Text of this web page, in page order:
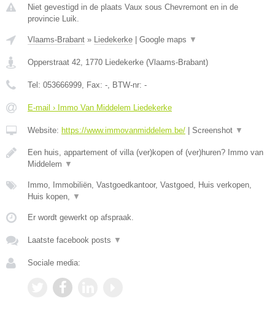
Niet gevestigd in de plaats Vaux sous Chevremont en in de
provincie Luik.
Vlaams-Brabant » Liedekerke Google maps ▼
Opperstraat 42 1770 Liedekerke (Vlaams-Brabant)
Tel: 053666999 , Fax: - , BTW-nr: -
E-mail › Immo Van Middelem Liedekerke
Website: https://www.immovanmiddelem.be/ Screenshot ▼
Een huis, appartement of villa (ver)kopen of (ver)huren? Immo van
Middelem ▼
Immo, Immobiliën, Vastgoedkantoor, Vastgoed, Huis verkopen,
Huis kopen,
▼
Er wordt gewerkt op afspraak.
Laatste facebook posts ▼
Sociale media: